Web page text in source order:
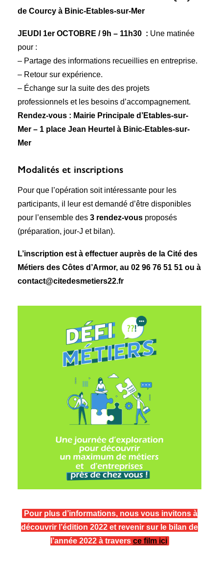
de Courcy à Binic-Etables-sur-Mer
JEUDI 1er OCTOBRE / 9h – 11h30 : Une matinée
pour :
– Partage des informations recueillies en entreprise.
– Retour sur expérience.
– Échange sur la suite des des projets
professionnels et les besoins d’accompagnement.
Rendez-vous : Mairie Principale d’Etables-sur-
Mer – 1 place Jean Heurtel à Binic-Etables-sur-
Mer
Modalités et inscriptions
Pour que l’opération soit intéressante pour les
participants, il leur est demandé d’être disponibles
pour l’ensemble des 3 rendez-vous proposés
(préparation, jour-J et bilan).
L’inscription est à effectuer auprès de la Cité des
Métiers des Côtes d’Armor, au 02 96 76 51 51 ou à
contact@citedesmetiers22.fr
Pour plus d’informations, nous vous invitons à
découvrir l’édition 2022 et revenir sur le bilan de
l’année 2022 à travers ce film ici